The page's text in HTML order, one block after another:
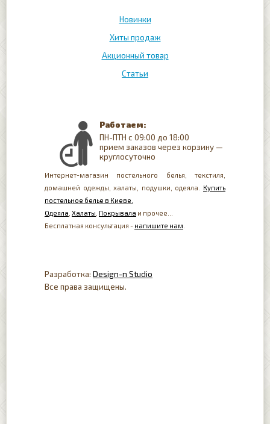
Новинки
Хиты продаж
Акционный товар
Статьи
Работаем:
ПН-ПТН с 09:00 до 18:00
прием заказов через корзину —
круглосуточно
Интернет-магазин постельного белья, текстиля,
домашней одежды, халаты, подушки, одеяла. Купить
постельное белье в Киеве.
Одеяла Халаты Покрывала и прочее...
Бесплатная консультация - напишите нам
Разработка: Design-n Studio
Все права защищены.